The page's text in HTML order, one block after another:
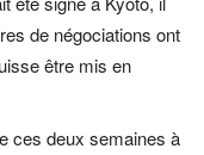
de négociations ont
être mis en
ces deux semaines à